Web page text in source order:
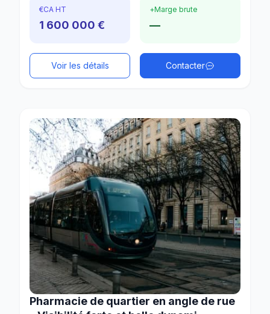
€CA HT
1 600 000 €
+Marge brute
—
Voir les détails Contacter
Pharmacie de quartier en angle de rue